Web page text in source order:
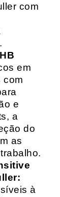
com
em
com
e
a
do
as
à